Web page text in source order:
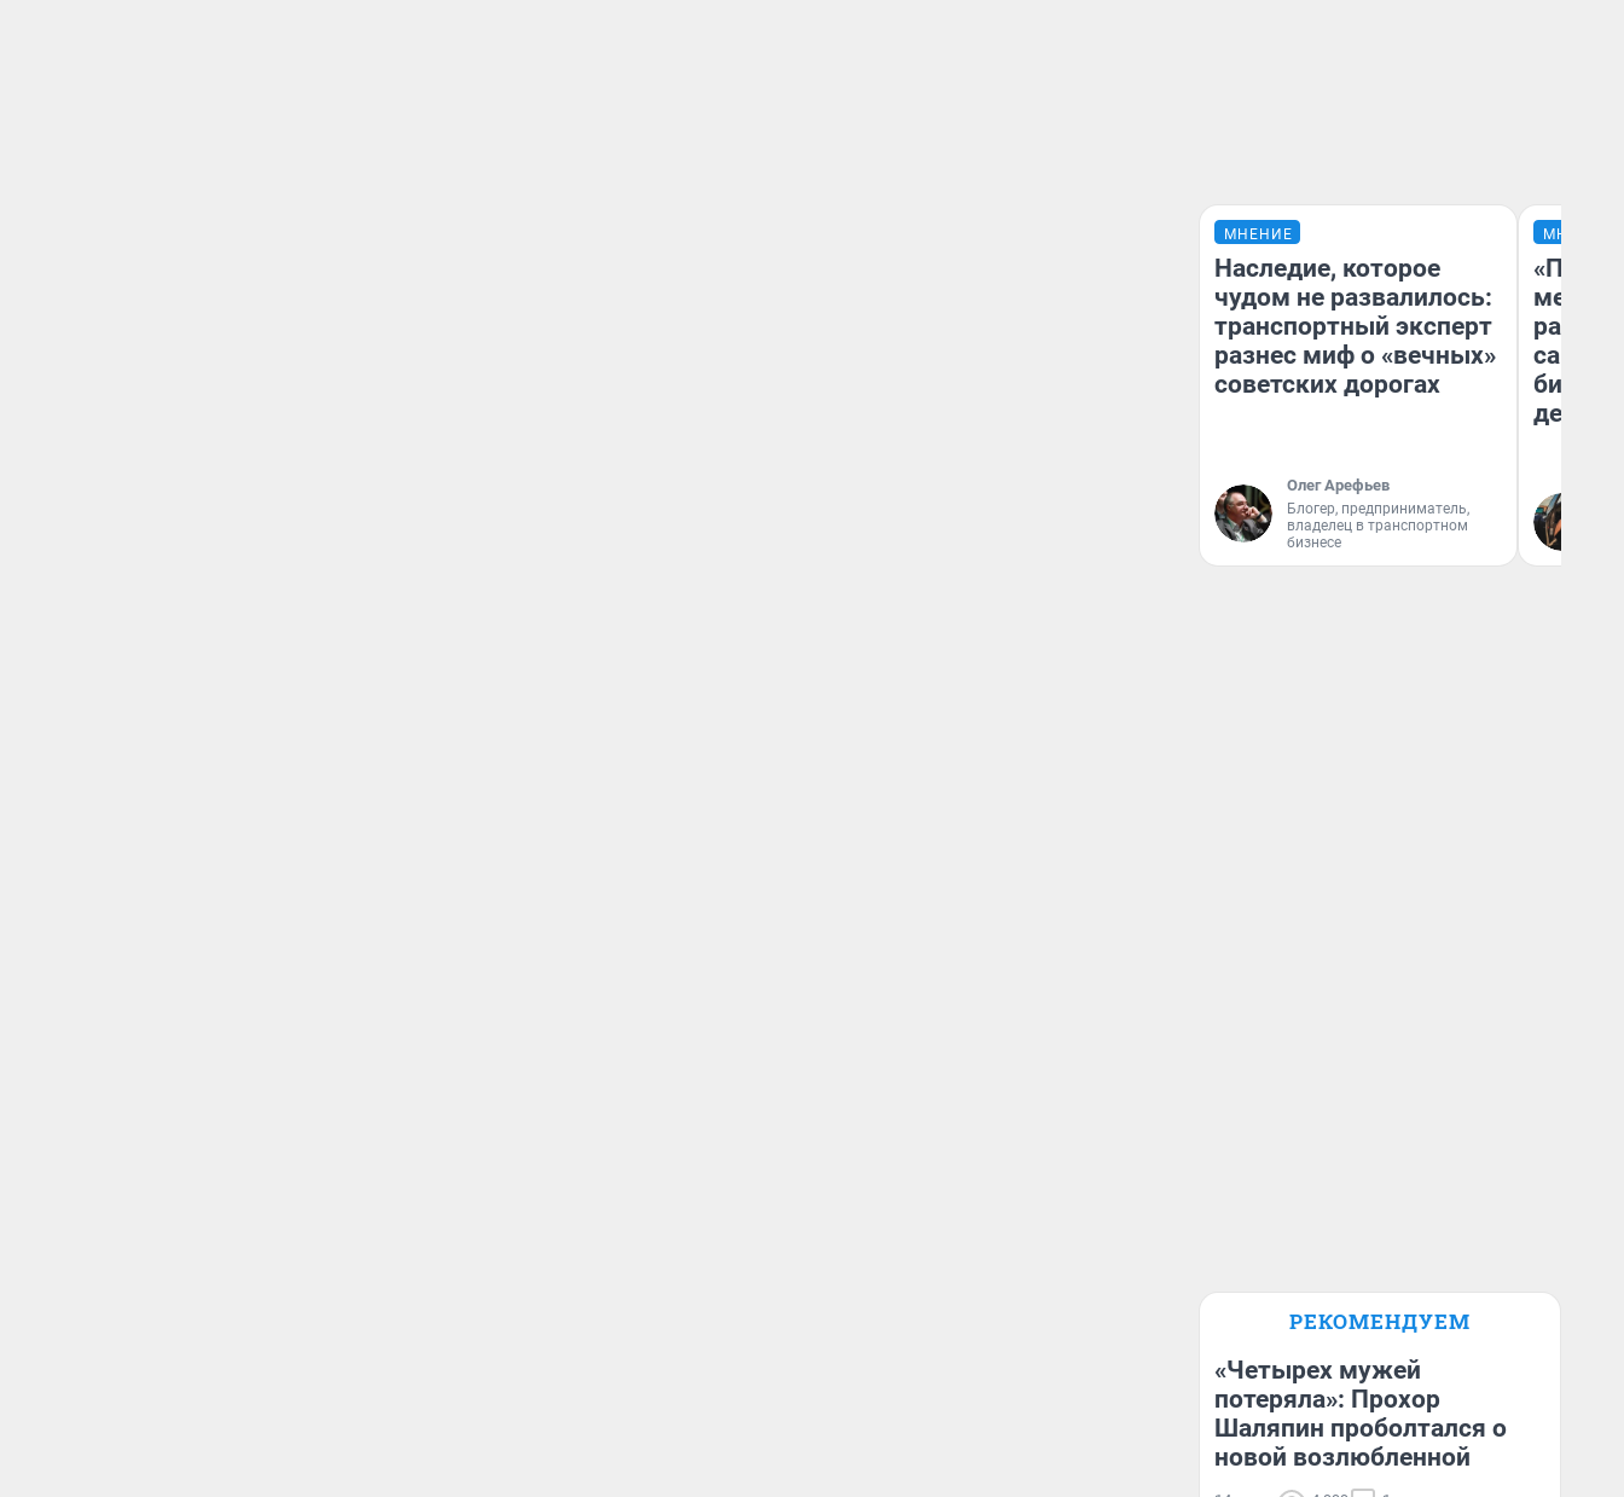
МНЕНИЕ
Наследие, которое
чудом не развалилось:
транспортный эксперт
разнес миф о «вечных»
советских дорогах
Олег Арефьев
Блогер, предприниматель,
владелец в транспортном
бизнесе
МНЕНИЕ
самом
РЕКОМЕНДУЕМ
«Четырех мужей
потеряла»: Прохор
Шаляпин проболтался о
новой возлюбленной